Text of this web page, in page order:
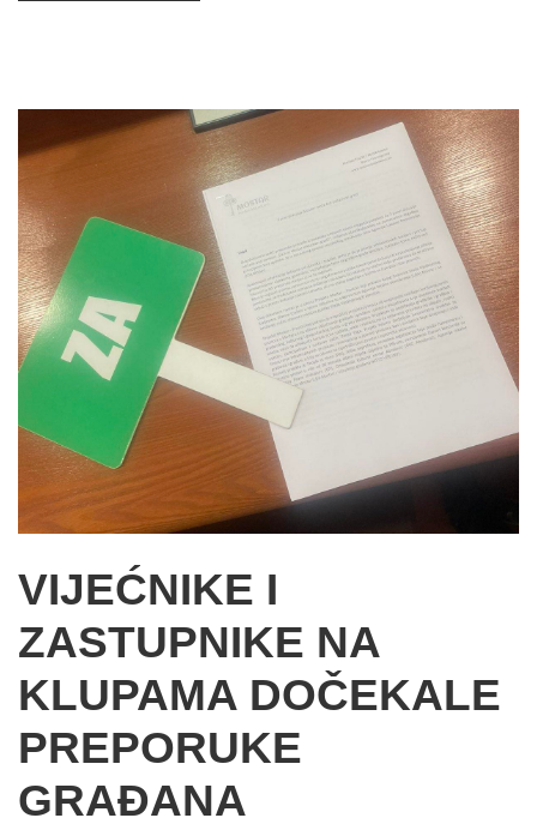
VIJEĆNIKE I
ZASTUPNIKE NA
KLUPAMA DOČEKALE
PREPORUKE
GRAĐANA